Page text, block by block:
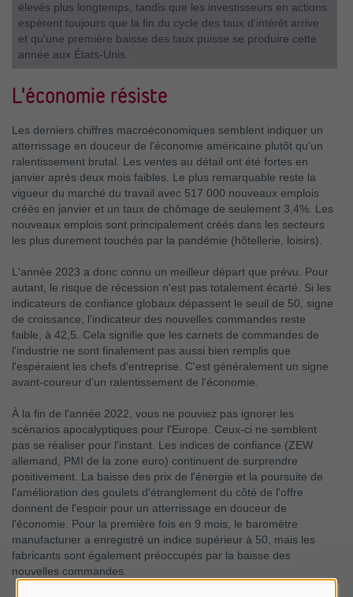
élevés plus longtemps, tandis que les investisseurs en actions
espèrent toujours que la fin du cycle des taux d'intérêt arrive
et qu'une première baisse des taux puisse se produire cette
année aux États-Unis.
L'économie résiste
Les derniers chiffres macroéconomiques semblent indiquer un
atterrissage en douceur de l'économie américaine plutôt qu'un
ralentissement brutal. Les ventes au détail ont été fortes en
janvier après deux mois faibles. Le plus remarquable reste la
vigueur du marché du travail avec 517 000 nouveaux emplois
créés en janvier et un taux de chômage de seulement 3,4%. Les
nouveaux emplois sont principalement créés dans les secteurs
les plus durement touchés par la pandémie (hôtellerie, loisirs).
L'année 2023 a donc connu un meilleur départ que prévu. Pour
autant, le risque de récession n'est pas totalement écarté. Si les
indicateurs de confiance globaux dépassent le seuil de 50, signe
de croissance, l'indicateur des nouvelles commandes reste
faible, à 42,5. Cela signifie que les carnets de commandes de
l'industrie ne sont finalement pas aussi bien remplis que
l'espéraient les chefs d'entreprise. C'est généralement un signe
avant-coureur d'un ralentissement de l'économie.
À la fin de l'année 2022, vous ne pouviez pas ignorer les
scénarios apocalyptiques pour l'Europe. Ceux-ci ne semblent
pas se réaliser pour l'instant. Les indices de confiance (ZEW
allemand, PMI de la zone euro) continuent de surprendre
positivement. La baisse des prix de l'énergie et la poursuite de
l'amélioration des goulets d'étranglement du côté de l'offre
donnent de l'espoir pour un atterrissage en douceur de
l'économie. Pour la première fois en 9 mois, le baromètre
manufacturier a enregistré un indice supérieur à 50, mais les
fabricants sont également préoccupés par la baisse des
nouvelles commandes.